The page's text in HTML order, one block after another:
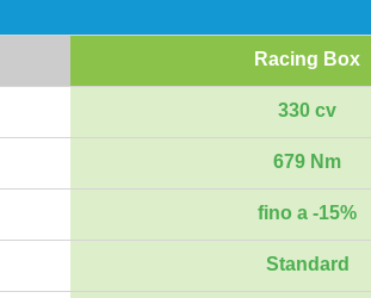
Racing Box
330 cv
679 Nm
fino a -15%
Standard